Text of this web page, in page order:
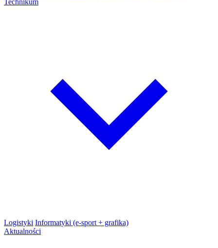
Technikum
Logistyki Informatyki (e-sport + grafika)
Aktualności